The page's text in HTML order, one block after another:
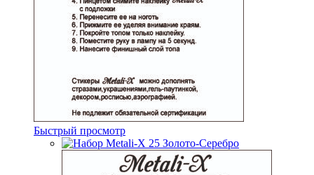
Быстрый просмотр